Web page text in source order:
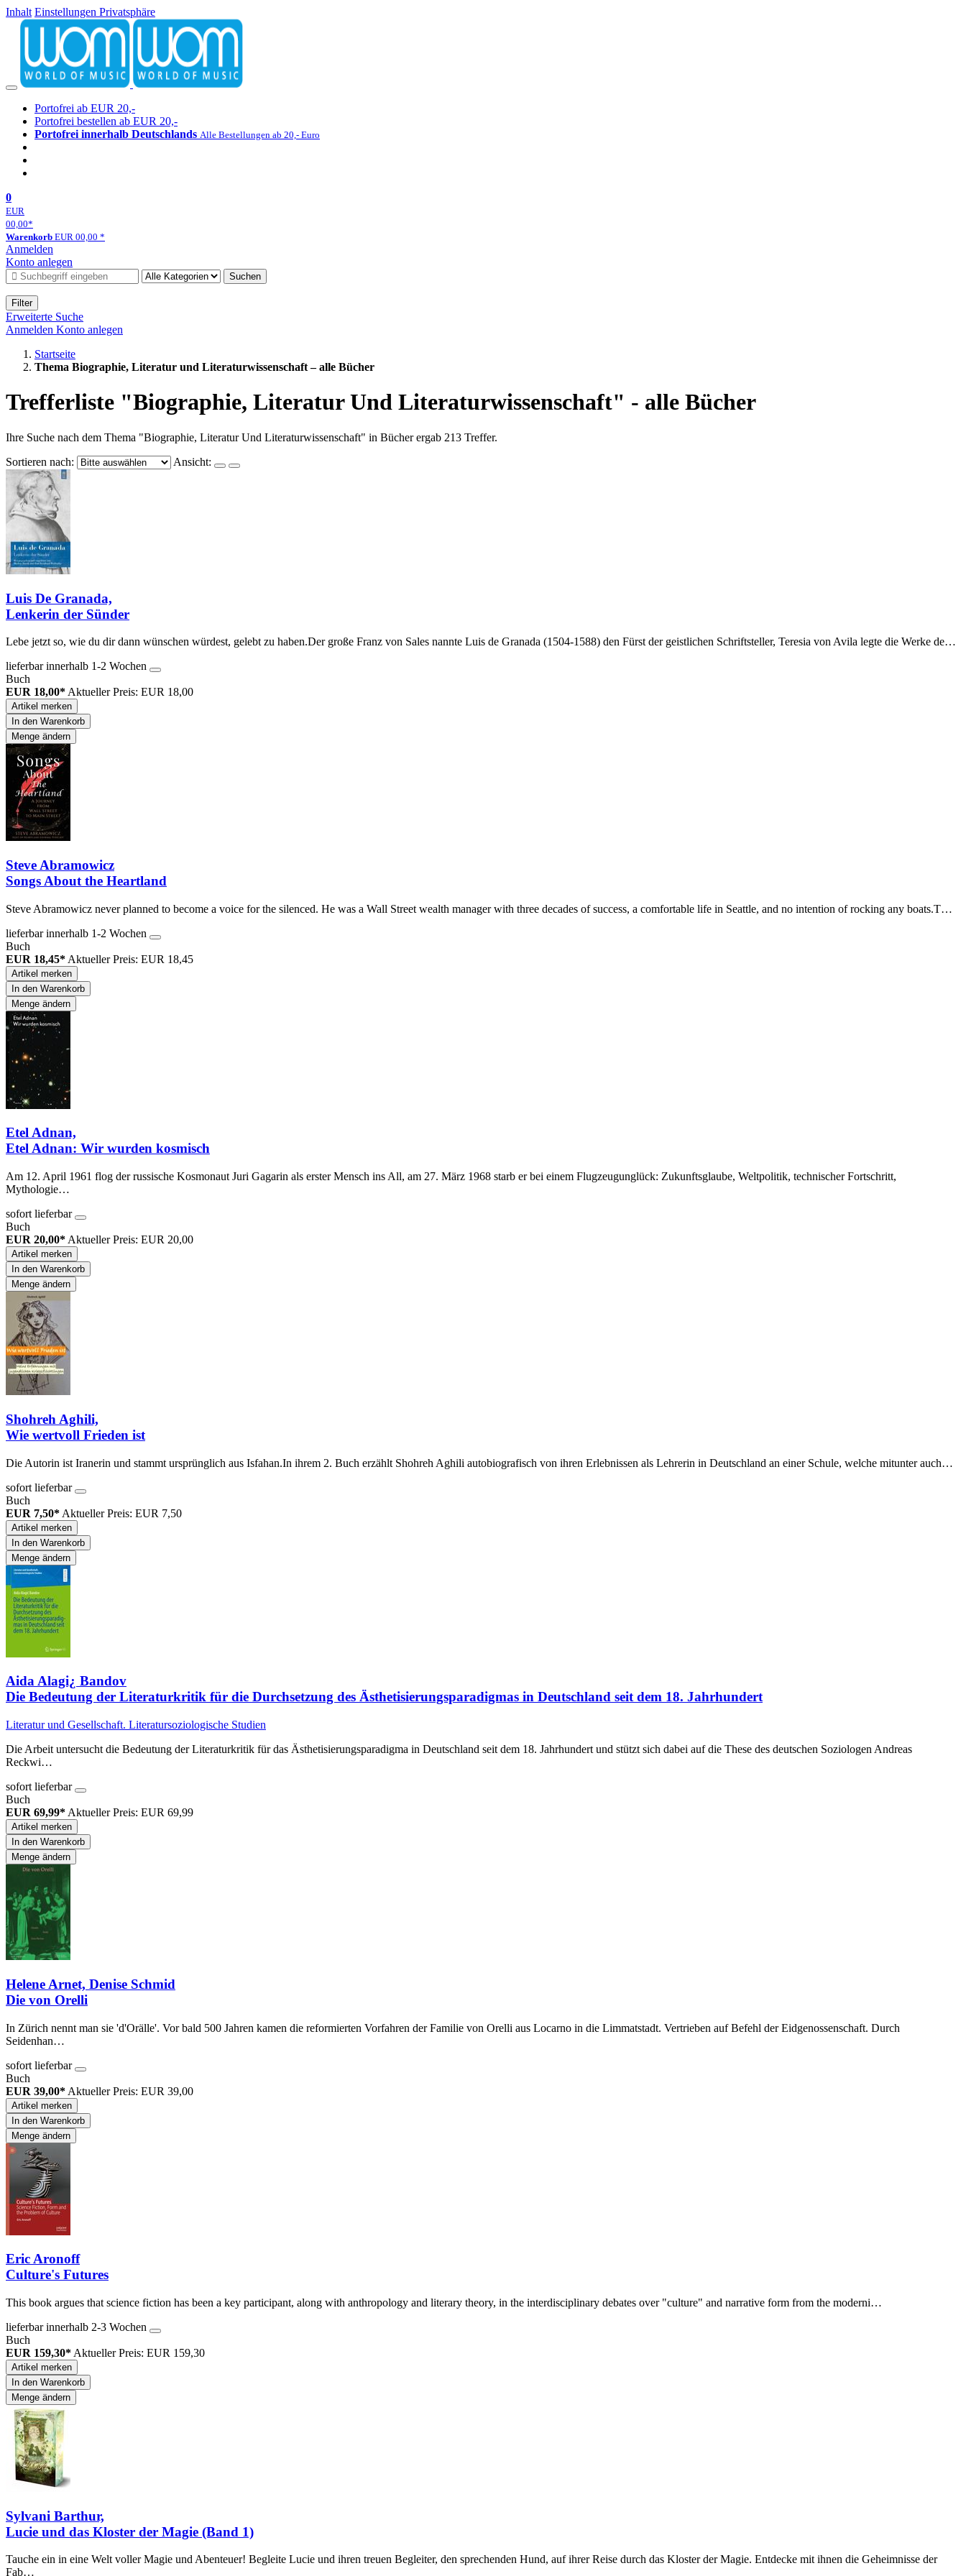
Inhalt Einstellungen Privatsphäre
Portofrei ab EUR 20,-
Portofrei bestellen ab EUR 20,-
Portofrei innerhalb Deutschlands Alle Bestellungen ab 20,- Euro
0
EUR
00,00*
Warenkorb EUR 00,00 *
Anmelden
Konto anlegen
Suchen
Filter
Erweiterte Suche
Anmelden Konto anlegen
Startseite
Thema Biographie, Literatur und Literaturwissenschaft – alle Bücher
Trefferliste "Biographie, Literatur Und Literaturwissenschaft" - alle Bücher
Ihre Suche nach dem Thema "Biographie, Literatur Und Literaturwissenschaft" in Bücher ergab 213 Treffer.
Sortieren nach:
Ansicht:
Luis De Granada,
Lenkerin der Sünder
Lebe jetzt so, wie du dir dann wünschen würdest, gelebt zu haben.Der große Franz von Sales nannte Luis de Granada (1504-1588) den Fürst der geistlichen Schriftsteller, Teresia von Avila legte die Werke de…
lieferbar innerhalb 1-2 Wochen
Buch
EUR 18,00* Aktueller Preis: EUR 18,00
Artikel merken
In den Warenkorb
Menge ändern
Steve Abramowicz
Songs About the Heartland
Steve Abramowicz never planned to become a voice for the silenced. He was a Wall Street wealth manager with three decades of success, a comfortable life in Seattle, and no intention of rocking any boats.T…
lieferbar innerhalb 1-2 Wochen
Buch
EUR 18,45* Aktueller Preis: EUR 18,45
Artikel merken
In den Warenkorb
Menge ändern
Etel Adnan,
Etel Adnan: Wir wurden kosmisch
Am 12. April 1961 flog der russische Kosmonaut Juri Gagarin als erster Mensch ins All, am 27. März 1968 starb er bei einem Flugzeugunglück: Zukunftsglaube, Weltpolitik, technischer Fortschritt,
Mythologie…
sofort lieferbar
Buch
EUR 20,00* Aktueller Preis: EUR 20,00
Artikel merken
In den Warenkorb
Menge ändern
Shohreh Aghili,
Wie wertvoll Frieden ist
Die Autorin ist Iranerin und stammt ursprünglich aus Isfahan.In ihrem 2. Buch erzählt Shohreh Aghili autobiografisch von ihren Erlebnissen als Lehrerin in Deutschland an einer Schule, welche mitunter auch…
sofort lieferbar
Buch
EUR 7,50* Aktueller Preis: EUR 7,50
Artikel merken
In den Warenkorb
Menge ändern
Aida Alagi¿ Bandov
Die Bedeutung der Literaturkritik für die Durchsetzung des Ästhetisierungsparadigmas in Deutschland seit dem 18. Jahrhundert
Literatur und Gesellschaft. Literatursoziologische Studien
Die Arbeit untersucht die Bedeutung der Literaturkritik für das Ästhetisierungsparadigma in Deutschland seit dem 18. Jahrhundert und stützt sich dabei auf die These des deutschen Soziologen Andreas
Reckwi…
sofort lieferbar
Buch
EUR 69,99* Aktueller Preis: EUR 69,99
Artikel merken
In den Warenkorb
Menge ändern
Helene Arnet, Denise Schmid
Die von Orelli
In Zürich nennt man sie 'd'Orälle'. Vor bald 500 Jahren kamen die reformierten Vorfahren der Familie von Orelli aus Locarno in die Limmatstadt. Vertrieben auf Befehl der Eidgenossenschaft. Durch
Seidenhan…
sofort lieferbar
Buch
EUR 39,00* Aktueller Preis: EUR 39,00
Artikel merken
In den Warenkorb
Menge ändern
Eric Aronoff
Culture's Futures
This book argues that science fiction has been a key participant, along with anthropology and literary theory, in the interdisciplinary debates over "culture" and narrative form from the moderni…
lieferbar innerhalb 2-3 Wochen
Buch
EUR 159,30* Aktueller Preis: EUR 159,30
Artikel merken
In den Warenkorb
Menge ändern
Sylvani Barthur,
Lucie und das Kloster der Magie (Band 1)
Tauche ein in eine Welt voller Magie und Abenteuer! Begleite Lucie und ihren treuen Begleiter, den sprechenden Hund, auf ihrer Reise durch das Kloster der Magie. Entdecke mit ihnen die Geheimnisse der
Fab…